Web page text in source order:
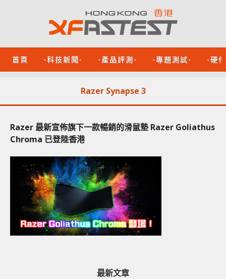
首頁 -科技新聞- -產品評測- -專題測試- -硬
Razer Synapse 3
Razer 最新宣佈旗下一款暢銷的滑鼠墊 Razer Goliathus
Chroma 已登陸香港
最新文章